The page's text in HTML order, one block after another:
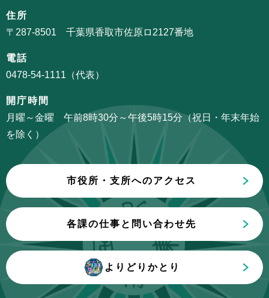
ン
こ
こ
か
ゲ
ー
ョ
ン
こ
こ
ま
住所
〒287-8501 千葉県香取市佐原ロ2127番地
電話
0478-54-1111（代表）
開庁時間
月曜～金曜 午前8時30分～午後5時15分（祝日・年末年始
を除く）
市役所・支所へのアクセス
各課の仕事と問い合わせ先
よりどりかとり